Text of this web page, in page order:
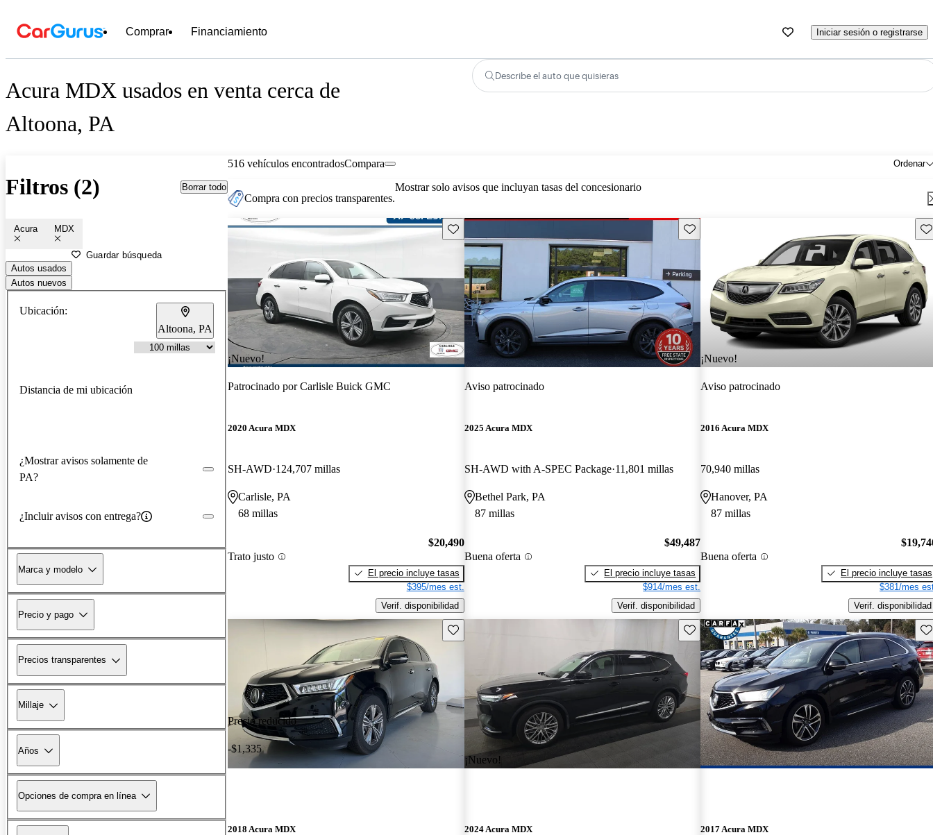
Comprar Financiamiento Iniciar sesión o registrarse
Acura MDX usados en venta cerca de
Altoona, PA
Describe el auto que quisieras
Filtros (2) Borrar todo
Acura MDX
Guardar búsqueda
Autos usados
Autos nuevos
Ubicación:
Altoona, PA
Distancia de mi ubicación
¿Mostrar avisos solamente de
PA?
¿Incluir avisos con entrega?
Marca y modelo
Precio y pago
Precios transparentes
Millaje
Años
Opciones de compra en línea
516 vehículos encontrados Ordenar
Compara
Compra con precios transparentes.
Mostrar solo avisos que incluyan tasas del concesionario
¡Nuevo!
Guarda este Aviso
Patrocinado porCarlisle Buick GMC
2020 Acura MDX
SH-AWD 124,707 millas
Carlisle, PA
68 millas
Trato justo
$20,490
El precio incluye tasas
$395/mes est.
Verif. disponibilidad
Guarda este Aviso
Aviso patrocinado
2025 Acura MDX
SH-AWD with A-SPEC Package 11,801 millas
Bethel Park, PA
87 millas
Buena oferta
$49,487
El precio incluye tasas
$914/mes est.
Verif. disponibilidad
¡Nuevo!
Aviso patrocinado
2016 Acura MDX
70,940 millas
Hanover, PA
87 millas
Buena oferta
El precio incluye tasas
$381/mes
Verif. disponibilidad
Precio reducido
-$1,335
Guarda este Aviso
2018 Acura MDX
¡Nuevo!
Guarda este Aviso
2024 Acura MDX 2017 Acura MDX